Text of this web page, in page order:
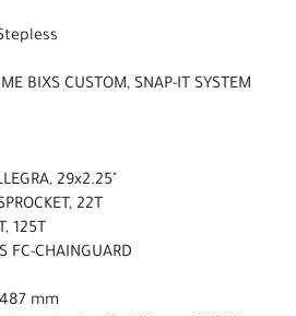
BIXS CUSTOM, SNAP-IT SYSTEM
29x2.25"
22T
125T
FC-CHAINGUARD
mm